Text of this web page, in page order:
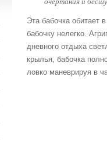
Эта бабочка обитает
бабочку нелегко.
дневного отдыха
крылья, бабочка
ловко маневрируя в